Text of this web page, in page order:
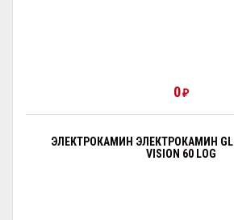
0₽
ЭЛЕКТРОКАМИН ЭЛЕКТРОКАМИН
VISION 60 LOG